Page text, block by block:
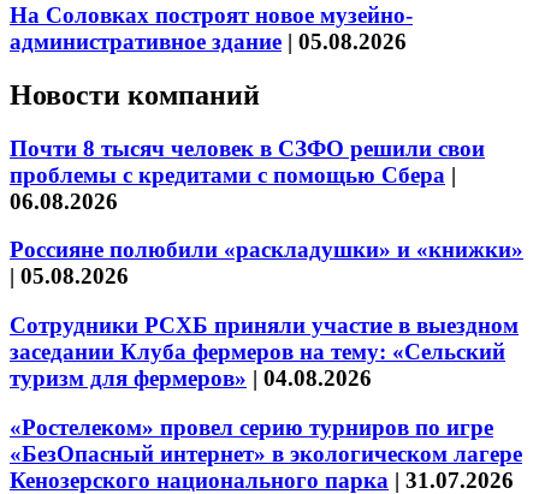
На Соловках построят новое музейно-
административное здание | 05.08.2026
Новости компаний
Почти 8 тысяч человек в СЗФО решили свои
проблемы с кредитами с помощью Сбера |
06.08.2026
Россияне полюбили «раскладушки» и «книжки»
| 05.08.2026
Сотрудники РСХБ приняли участие в выездном
заседании Клуба фермеров на тему: «Сельский
туризм для фермеров» | 04.08.2026
«Ростелеком» провел серию турниров по игре
«БезОпасный интернет» в экологическом лагере
Кенозерского национального парка | 31.07.2026